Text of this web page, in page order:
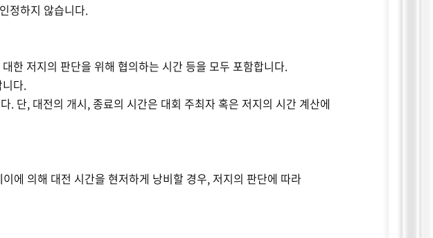
정하지 않습니다.
한 저지의 판단을 위해 협의하는 시간 등을 모두 포함합니다.
다.
. 단, 대전의 개시,종료의 시간은 대회 주최자 혹은 저지의 시간 계산에
에 의해 대전 시간을 현저하게 낭비할 경우, 저지의 판단에 따라